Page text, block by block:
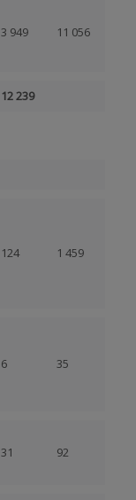
3 949 11 056
12 239
124 1 459
6 35
31 92